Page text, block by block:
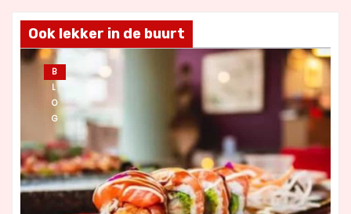
Ook lekker in de buurt
B
L
O
G